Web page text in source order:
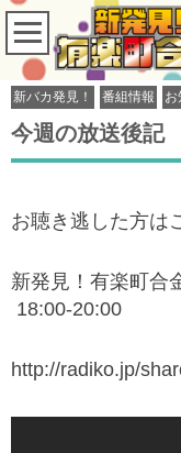
新バカ発見！ 番組情報 お
今週の放送後記
お聴き逃した方は
新発見！有楽町合
18:00-20:00
http://radiko.jp/